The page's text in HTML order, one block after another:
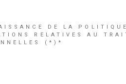
DE LA
RELATIVES AU
(*)*